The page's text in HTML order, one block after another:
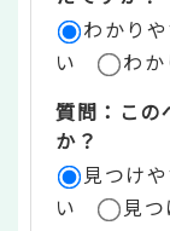
ア
わかり
い
わ
質問：この
か？
見つけ
い
見